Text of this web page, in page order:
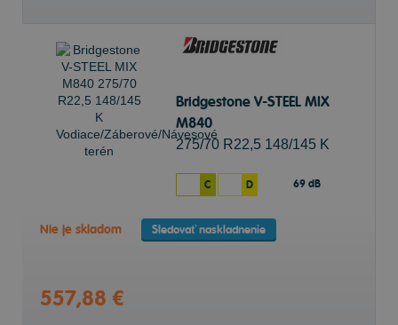
Bridgestone V-STEEL MIX
M840
275/70 R22,5 148/145 K
terénC D 69 dB
Nie je skladom Sledovať naskladnenie
557,88 €